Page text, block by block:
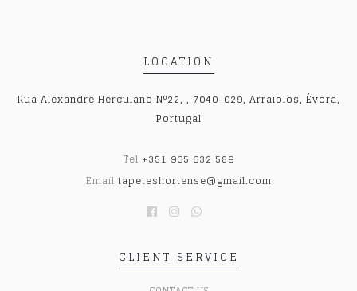
LOCATION
Rua Alexandre Herculano Nº22, , 7040-029, Arraiolos, Évora,
Portugal
Tel +351 965 632 589
Email tapeteshortense@gmail.com
CLIENT SERVICE